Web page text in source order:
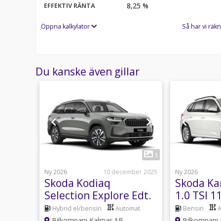
EFFEKTIV RÄNTA 8,25 %
Öppna kalkylator Så har vi
Du kanske även gillar
1
3
Ny 2026
10 december 2025
Skoda Kodiaq
Selection Explore Edt.
iV 204hk Hybrid
Hybrid el/bensin Automat
Ny 2026
Skoda
1.0 TSI
Kampanj!
Bensin